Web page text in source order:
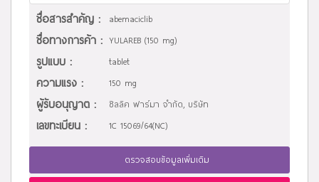
ชื่อสารสำคัญ : abemaciclib
ชื่อทางการค้า : YULAREB (150 mg)
รูปแบบ : tablet
ความแรง : 150 mg
ผู้รับอนุญาต : ซิลลิค ฟาร์มา จำกัด, บริษัท
เลขทะเบียน : 1C 15069/64(NC)
ตรวจสอบข้อมูลเพิ่มเติม